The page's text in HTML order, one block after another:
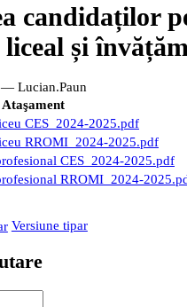
candidaților
și
— Lucian.Paun
Ataşament
CES_2024-2025.pdf
RROMI_2024-2025.pdf
CES_2024-2025.pdf
RROMI_2024-
Versiune tipar